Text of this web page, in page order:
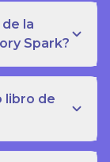
la
Spark?
libro de